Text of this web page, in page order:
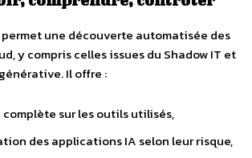
permet une découverte automatisée des
y compris celles issues du Shadow IT et
Il offre :
sur les outils utilisés,
des applications IA selon leur risque,